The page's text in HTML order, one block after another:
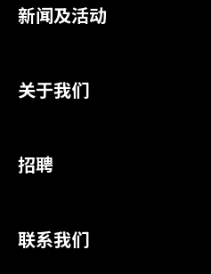
新闻及活动
关于我们
招聘
联系我们